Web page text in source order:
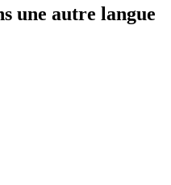
une autre langue